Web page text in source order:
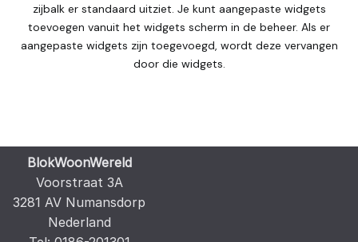
zijbalk er standaard uitziet. Je kunt aangepaste widgets
toevoegen vanuit het widgets scherm in de beheer. Als er
aangepaste widgets zijn toegevoegd, wordt deze vervangen
door die widgets.
BlokWoonWereld
Voorstraat 3A
3281 AV Numansdorp
Nederland